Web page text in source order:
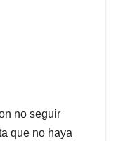
no seguir
que no haya